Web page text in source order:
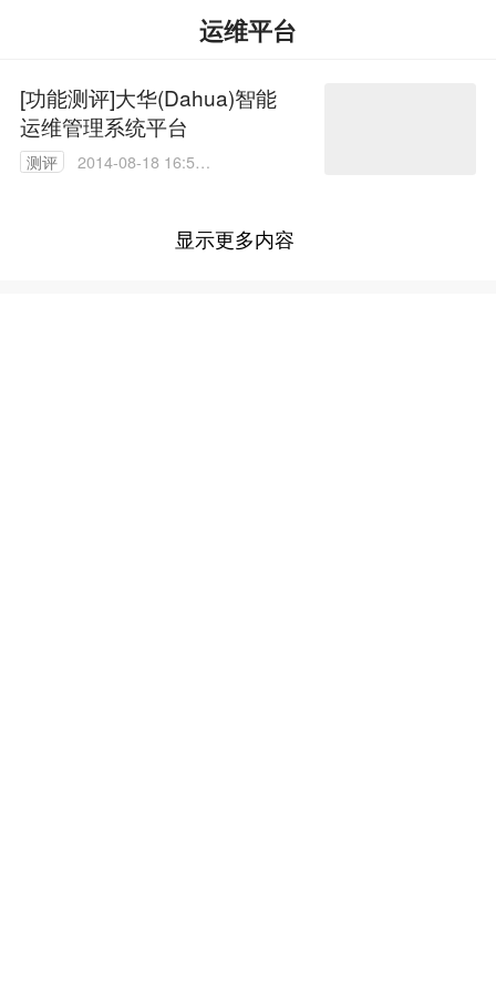
运维平台
[功能测评]大华(Dahua)智能
运维管理系统平台
测评
2014-08-18 16:58:
显示更多内容